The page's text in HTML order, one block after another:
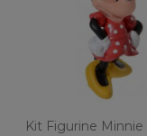
Kit Figurine Minnie